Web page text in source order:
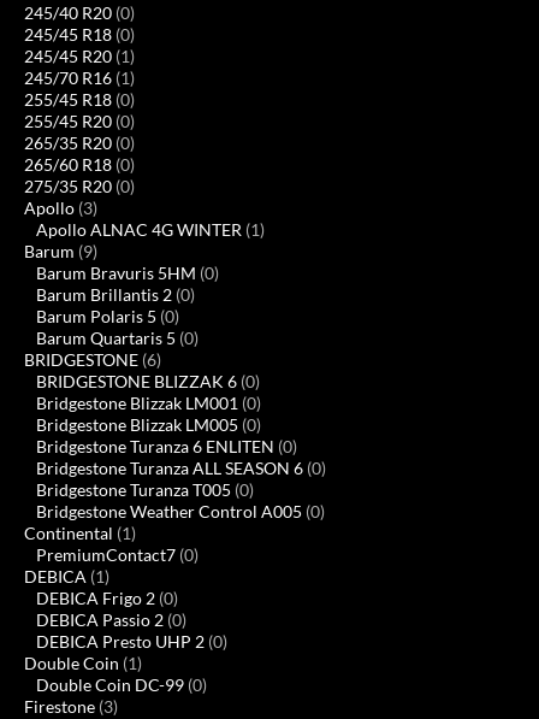
245/40 R20 (0)
245/45 R18 (0)
245/45 R20 (1)
245/70 R16 (1)
255/45 R18 (0)
255/45 R20 (0)
265/35 R20 (0)
265/60 R18 (0)
275/35 R20 (0)
Apollo (3)
Apollo ALNAC 4G WINTER (1)
Barum (9)
Barum Bravuris 5HM (0)
Barum Brillantis 2 (0)
Barum Polaris 5 (0)
Barum Quartaris 5 (0)
BRIDGESTONE (6)
BRIDGESTONE BLIZZAK 6 (0)
Bridgestone Blizzak LM001 (0)
Bridgestone Blizzak LM005 (0)
Bridgestone Turanza 6 ENLITEN (0)
Bridgestone Turanza ALL SEASON 6 (0)
Bridgestone Turanza T005 (0)
Bridgestone Weather Control A005 (0)
Continental (1)
PremiumContact7 (0)
DEBICA (1)
DEBICA Frigo 2 (0)
DEBICA Passio 2 (0)
DEBICA Presto UHP 2 (0)
Double Coin (1)
Double Coin DC-99 (0)
Firestone (3)